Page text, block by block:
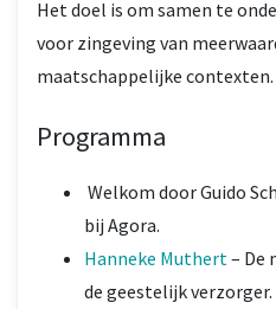
Het doel is om samen te
voor zingeving van
maatschappelijke contexten.
Programma
Welkom door Guido
bij Agora.
Hanneke Muthert– De
de geestelijk